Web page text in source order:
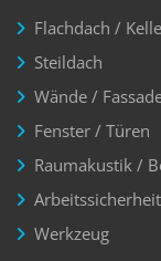
Flachdach /
Steildach
Wände /
Fenster / Türen
Raumakustik /
Werkzeug